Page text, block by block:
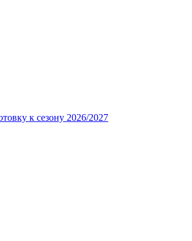
к сезону 2026/2027